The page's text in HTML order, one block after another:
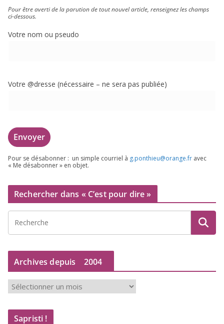
Pour être aver­ti de la paru­tion de tout nou­vel article, ren­sei­gnez les champs
ci-dessous.
Votre nom ou pseudo
Votre @dresse (néces­saire – ne sera pas publiée)
Pour se désa­bon­ner : un simple cour­riel à g.​ponthieu@​orange.​fr avec
« Me désa­bon­ner » en objet.
Rechercher dans « C’est pour dire »
Archives depuis 2004
c
Sapristi !